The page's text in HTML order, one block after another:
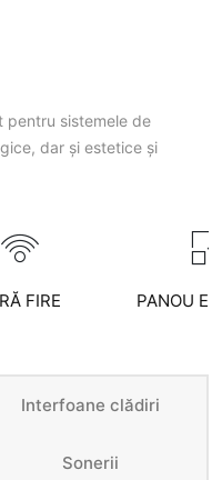
pentru sistemele de
dar și estetice și
FIRE PANOU
Interfoane clădiri
Sonerii